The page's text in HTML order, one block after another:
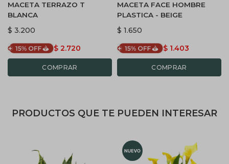
MACETA TERRAZO T
BLANCA
$ 3.200
$ 2.720
MACETA FACE HOMBRE
PLASTICA - BEIGE
$ 1.650
$ 1.403
PRODUCTOS QUE TE PUEDEN INTERESAR